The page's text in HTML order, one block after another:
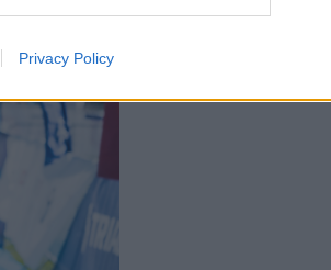
Privacy Policy